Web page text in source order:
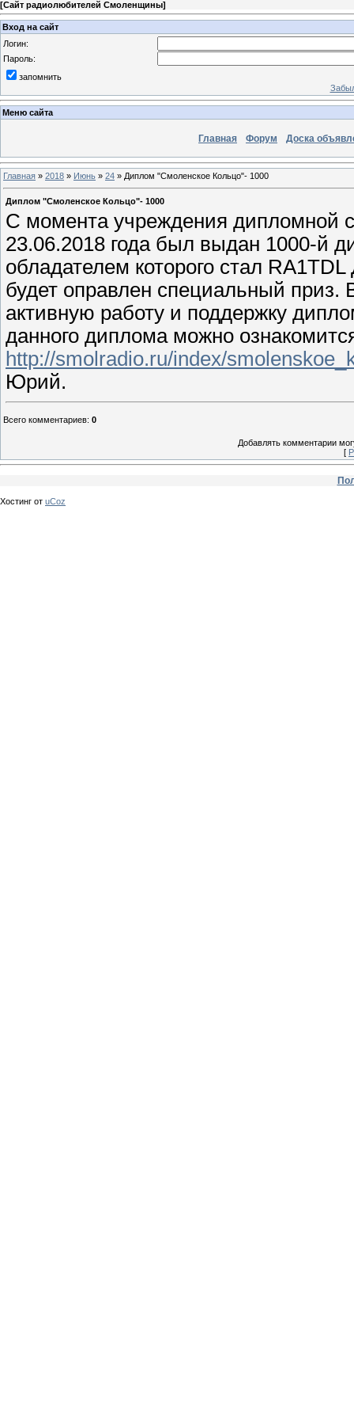
[Сайт радиолюбителей Смоленщины]
Вход на сайт
Логин:
Пароль:
запомнить
Меню сайта
Главная Форум Доска
Главная » 2018 » Июнь » 24 » Диплом "Смоленское Кольцо"- 1000
Диплом "Смоленское Кольцо"- 1000
С момента учреждения дипломной
23.06.2018 года был выдан 1000-й
обладателем которого стал
будет оправлен специальный
активную работу и поддержку
данного диплома можно
http://smolradio.ru/index/
Юрий.
Всего комментариев: 0
Добавлять комментарии
[
Хостинг от uCoz